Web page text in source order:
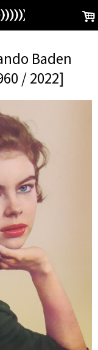
.
Baden
/ 2022]